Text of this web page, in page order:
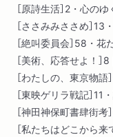
［原詩生活］2・心の
［ささみみささめ］
［絶叫委員会］58・
［美術、応答せよ！］
［わたしの、東京物語
［東映ゲリラ戦記］
［神田神保町書肆街考
［私たちはどこから